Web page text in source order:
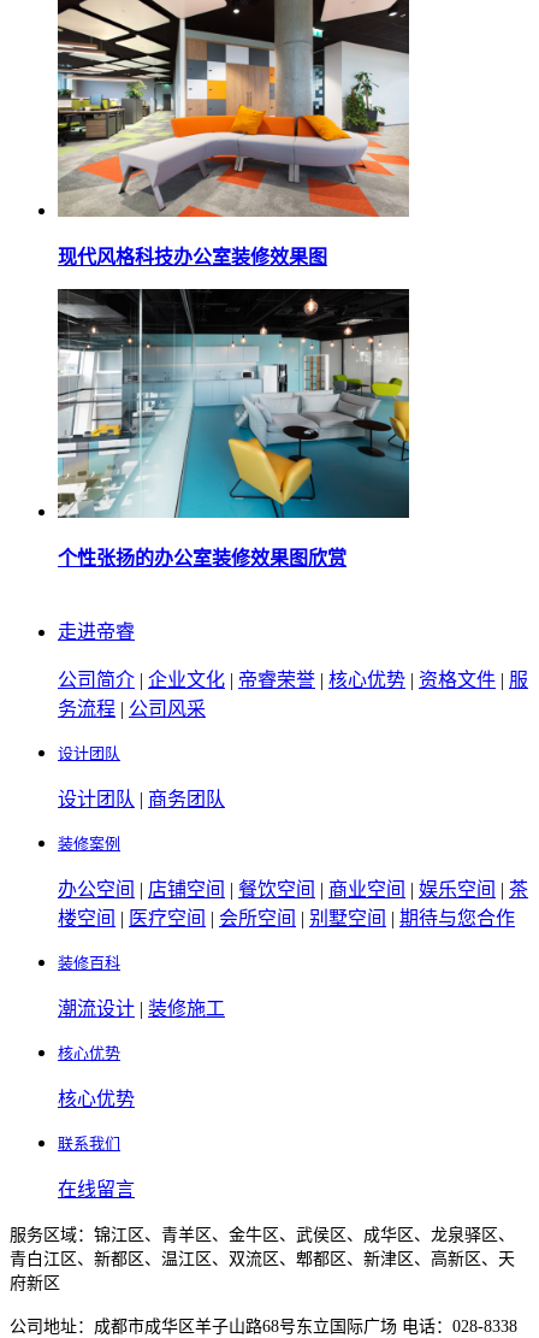
现代风格科技办公室装修效果图
个性张扬的办公室装修效果图欣赏
走进帝睿
公司简介 | 企业文化 | 帝睿荣誉 | 核心优势 | 资格文件 | 服
务流程 | 公司风采
设计团队
设计团队 | 商务团队
装修案例
办公空间 | 店铺空间 | 餐饮空间 | 商业空间 | 娱乐空间 | 茶
楼空间 | 医疗空间 | 会所空间 | 别墅空间 | 期待与您合作
装修百科
潮流设计 | 装修施工
核心优势
核心优势
联系我们
在线留言
服务区域：锦江区、青羊区、金牛区、武侯区、成华区、龙泉驿区、
青白江区、新都区、温江区、双流区、郫都区、新津区、高新区、天
府新区
公司地址：成都市成华区羊子山路68号东立国际广场 电话：028-8338